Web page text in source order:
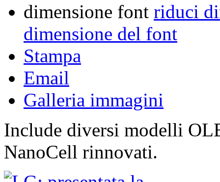
dimensione font riduci
dimensione del font
Stampa
Email
Galleria immagini
Include diversi modelli
NanoCell rinnovati.